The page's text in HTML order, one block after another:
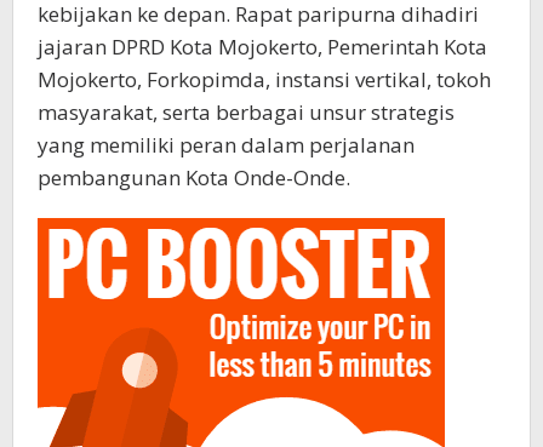
kebijakan ke depan. Rapat paripurna dihadiri
jajaran DPRD Kota Mojokerto, Pemerintah Kota
Mojokerto, Forkopimda, instansi vertikal, tokoh
masyarakat, serta berbagai unsur strategis
yang memiliki peran dalam perjalanan
pembangunan Kota Onde-Onde.